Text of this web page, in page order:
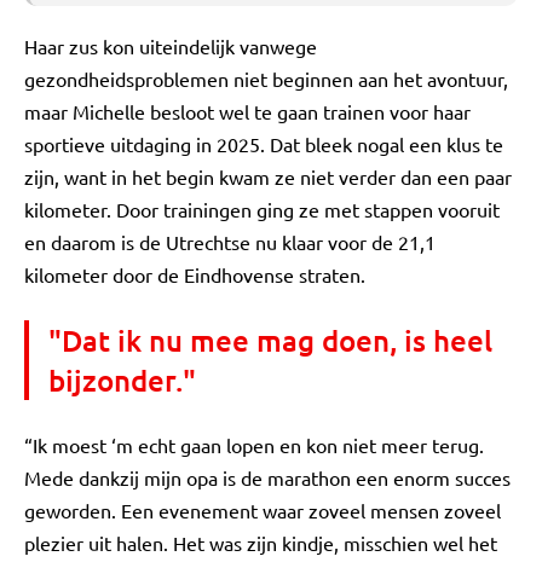
Haar zus kon uiteindelijk vanwege
gezondheidsproblemen niet beginnen aan het avontuur,
maar Michelle besloot wel te gaan trainen voor haar
sportieve uitdaging in 2025. Dat bleek nogal een klus te
zijn, want in het begin kwam ze niet verder dan een paar
kilometer. Door trainingen ging ze met stappen vooruit
en daarom is de Utrechtse nu klaar voor de 21,1
kilometer door de Eindhovense straten.
"Dat ik nu mee mag doen, is heel
bijzonder."
“Ik moest ‘m echt gaan lopen en kon niet meer terug.
Mede dankzij mijn opa is de marathon een enorm succes
geworden. Een evenement waar zoveel mensen zoveel
plezier uit halen. Het was zijn kindje, misschien wel het